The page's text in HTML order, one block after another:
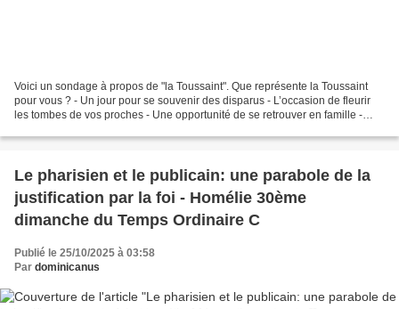
Voici un sondage à propos de "la Toussaint". Que représente la Toussaint
pour vous ? - Un jour pour se souvenir des disparus - L’occasion de fleurir
les tombes de vos proches - Une opportunité de se retrouver en famille -
Le pharisien et le publicain: une parabole de la
justification par la foi - Homélie 30ème
dimanche du Temps Ordinaire C
Publié le 25/10/2025 à 03:58
Par dominicanus